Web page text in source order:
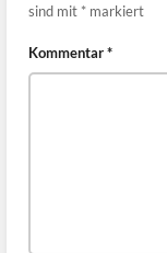
sind mit * markiert
Kommentar*